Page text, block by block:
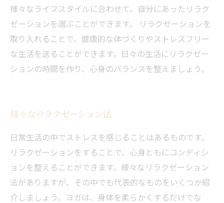
様々なライフスタイルに合わせて、自分にあったリラク
ゼーションを選ぶことができます。 リラクゼーションを
取り入れることで、健康的な体づくりやストレスフリー
な生活を送ることができます。日々の生活にリラクゼー
ションの時間を作り、心身のバランスを整えましょう。
様々なリラクゼーション法
日常生活の中でストレスを感じることはあるものです。
リラクゼーションをすることで、心身ともにコンディシ
ョンを整えることができます。様々なリラクゼーション
法がありますが、その中でも代表的なものをいくつか紹
介しましょう。ヨガは、身体を柔らかくするだけでな